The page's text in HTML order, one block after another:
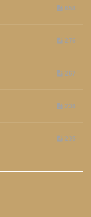
658
276
267
236
235